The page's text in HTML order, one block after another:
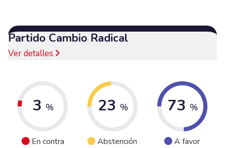
Partido Cambio Radical
Ver detalles
3 %
En contra
23 %
Abstención
73 %
A favor